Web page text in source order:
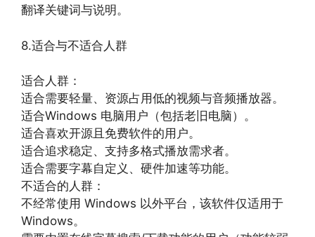
翻译关键词与说明。
8.适合与不适合人群
适合人群：
适合需要轻量、资源占用低的视频与音频播放器。
适合Windows 电脑用户（包括老旧电脑）。
适合喜欢开源且免费软件的用户。
适合追求稳定、支持多格式播放需求者。
适合需要字幕自定义、硬件加速等功能。
不适合的人群：
不经常使用 Windows 以外平台，该软件仅适用于
Windows。